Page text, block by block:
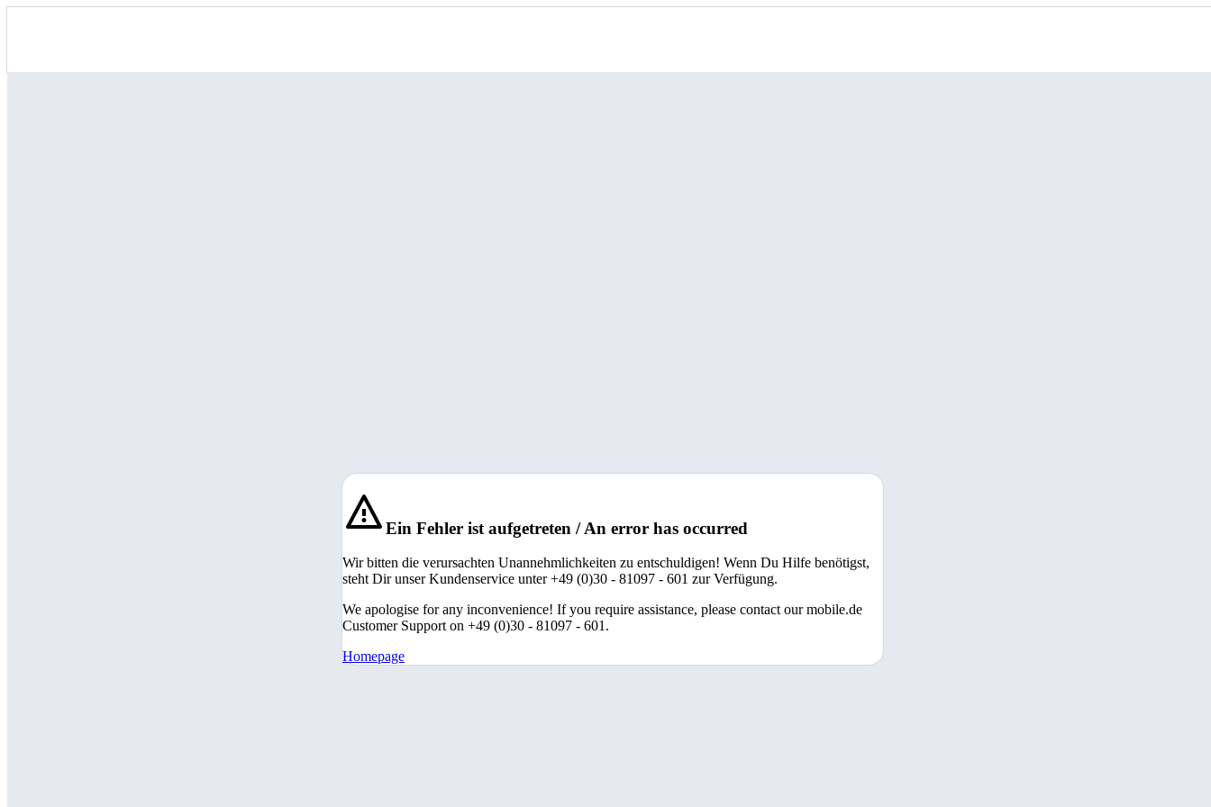
Ein Fehler ist aufgetreten / An error has occurred
Wir bitten die verursachten Unannehmlichkeiten zu entschuldigen! Wenn Du Hilfe benötigst,
steht Dir unser Kundenservice unter +49 (0)30 - 81097 - 601 zur Verfügung.
We apologise for any inconvenience! If you require assistance, please contact our mobile.de
Customer Support on +49 (0)30 - 81097 - 601.
Homepage